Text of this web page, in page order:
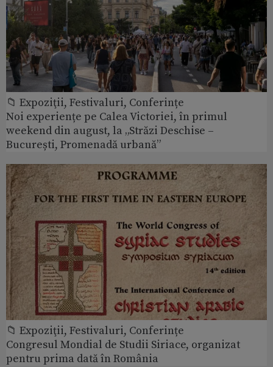
📁 Expoziţii, Festivaluri, Conferințe
Noi experiențe pe Calea Victoriei, în primul
weekend din august, la „Străzi Deschise –
București, Promenadă urbană”
📁 Expoziţii, Festivaluri, Conferințe
Congresul Mondial de Studii Siriace, organizat
pentru prima dată în România